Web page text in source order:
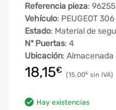
Referencia pieza:
Vehículo: PEUGEOT
Estado: Material de
Nº Puertas: 4
Ubicación: Almacenada
18,15€ 15,00€
Hay existencias